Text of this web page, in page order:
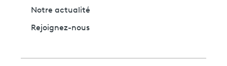
Notre actualité
Rejoignez-nous